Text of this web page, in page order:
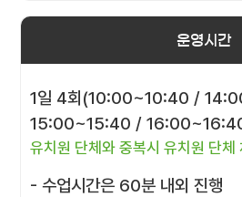
운영시간
1일 4회(10:00~10:40 /
15:00~15:40 /
유치원 단체와 중복시 유치원 단체
- 수업시간은 60분 내외 진행